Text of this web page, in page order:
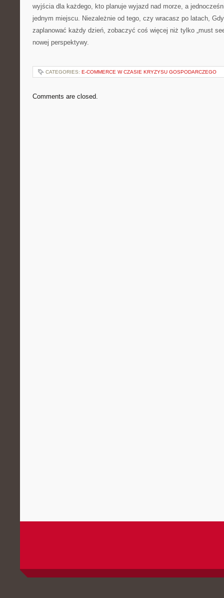
wyjścia dla każdego, kto planuje wyjazd nad morze, a
jednym miejscu. Niezależnie od tego, czy wracasz po latach,
zaplanować każdy dzień, zobaczyć coś więcej niż tylko „must
nowej perspektywy.
CATEGORIES: E-COMMERCE W CZASIE KRYZYSU GOSPODARCZEGO
Comments are closed.